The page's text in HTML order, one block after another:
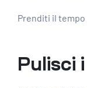
Prenditi il
Pulisci